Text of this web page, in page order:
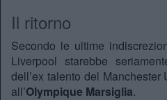
Il ritorno
Secondo le ultime
Liverpool starebbe
dell’ex talento del
all’Olympique Marsiglia.